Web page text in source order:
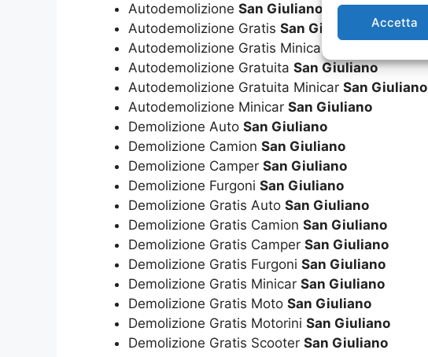
Accetta
Autodemolizione San Giuliano
Autodemolizione Gratis San Giuliano
Autodemolizione Gratis Minicar
Autodemolizione Gratuita San Giuliano
Autodemolizione Gratuita Minicar San Giuliano
Autodemolizione Minicar San Giuliano
Demolizione Auto San Giuliano
Demolizione Camion San Giuliano
Demolizione Camper San Giuliano
Demolizione Furgoni San Giuliano
Demolizione Gratis Auto San Giuliano
Demolizione Gratis Camion San Giuliano
Demolizione Gratis Camper San Giuliano
Demolizione Gratis Furgoni San Giuliano
Demolizione Gratis Minicar San Giuliano
Demolizione Gratis Moto San Giuliano
Demolizione Gratis Motorini San Giuliano
Demolizione Gratis Scooter San Giuliano